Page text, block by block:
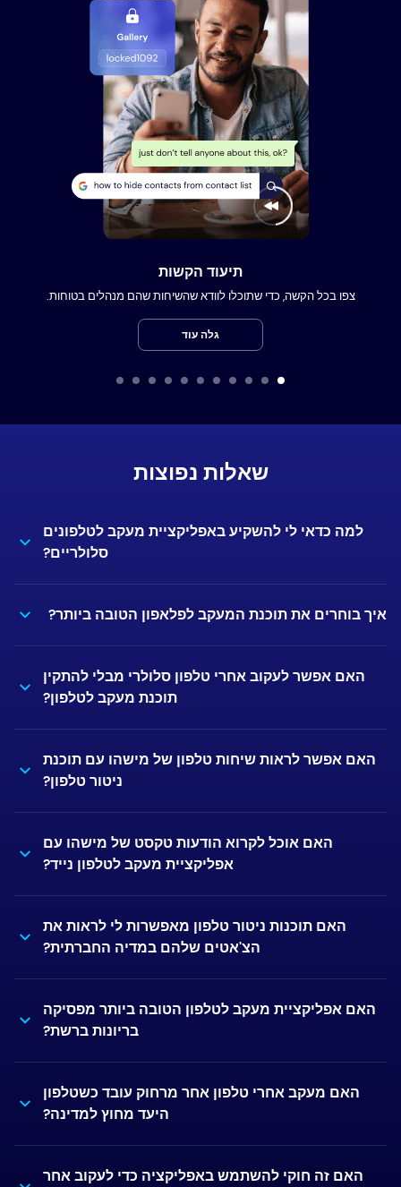
תיעוד הקשות
צפו בכל הקשה, כדי שתוכלו לוודא שהשיחות שהם מנהלים בטוחות.
גלה עוד
שאלות נפוצות
למה כדאי לי להשקיע באפליקציית מעקב לטלפונים
סלולריים?
איך בוחרים את תוכנת המעקב לפלאפון הטובה ביותר?
האם אפשר לעקוב אחרי טלפון סלולרי מבלי להתקין
תוכנת מעקב לטלפון?
האם אפשר לראות שיחות טלפון של מישהו עם תוכנת
ניטור טלפון?
האם אוכל לקרוא הודעות טקסט של מישהו עם
אפליקציית מעקב לטלפון נייד?
האם תוכנות ניטור טלפון מאפשרות לי לראות את
הצ'אטים שלהם במדיה החברתית?
האם אפליקציית מעקב לטלפון הטובה ביותר מפסיקה
בריונות ברשת?
האם מעקב אחרי טלפון אחר מרחוק עובד כשטלפון
היעד מחוץ למדינה?
האם זה חוקי להשתמש באפליקציה כדי לעקוב אחר